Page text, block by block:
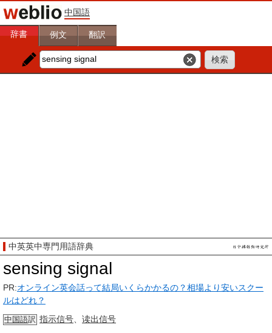
中国語
辞書 例文 翻訳
中英英中専門用語辞典
sensing signal
PR:オンライン英会話って結局いくらかかるの？相場より安いスクー
ルはどれ？
中国語訳 指示信号 读出信号